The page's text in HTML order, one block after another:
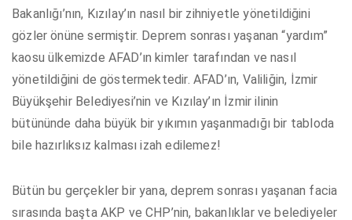
Bakanlığı’nın, Kızılay’ın nasıl bir zihniyetle yönetildiğini
gözler önüne sermiştir. Deprem sonrası yaşanan “yardım”
kaosu ülkemizde AFAD’ın kimler tarafından ve nasıl
yönetildiğini de göstermektedir. AFAD’ın, Valiliğin, İzmir
Büyükşehir Belediyesi’nin ve Kızılay’ın İzmir ilinin
bütününde daha büyük bir yıkımın yaşanmadığı bir tabloda
bile hazırlıksız kalması izah edilemez!
Bütün bu gerçekler bir yana, deprem sonrası yaşanan facia
sırasında başta AKP ve CHP’nin, bakanlıklar ve belediyeler